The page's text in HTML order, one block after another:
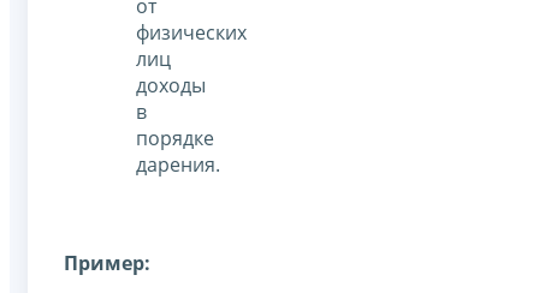
от
физических
лиц
доходы
в
порядке
дарения.
Пример: